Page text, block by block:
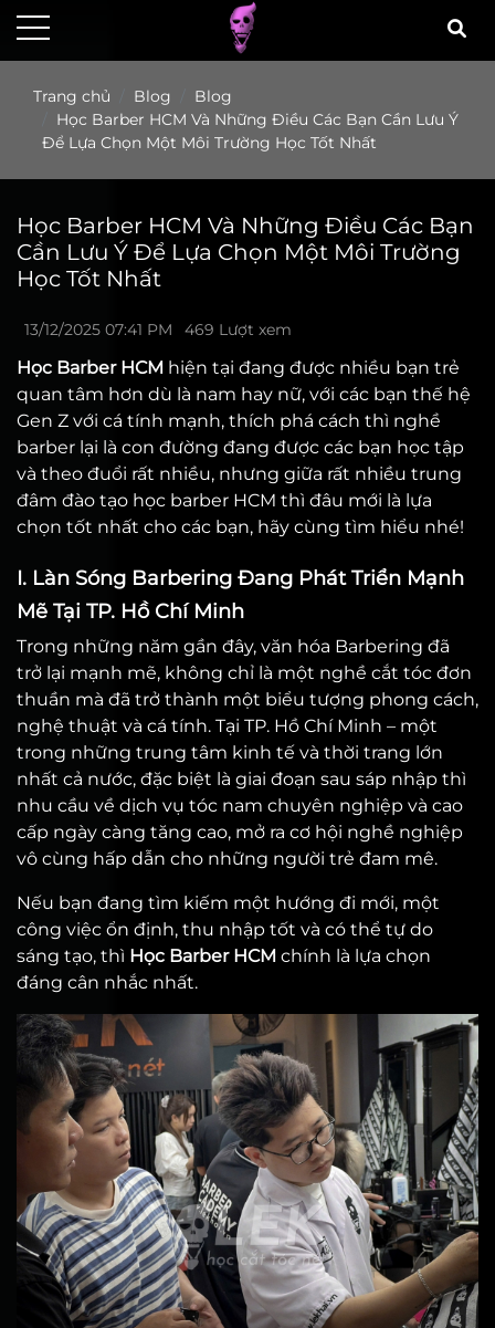
Trang chủ Blog
Blog
Học Barber HCM Và Những Điều Các Bạn Cần Lưu Ý
Để Lựa Chọn Một Môi Trường Học Tốt Nhất
Học Barber HCM Và Những Điều Các Bạn
Cần Lưu Ý Để Lựa Chọn Một Môi Trường
Học Tốt Nhất
13/12/2025 07:41 PM 469 Lượt xem
Học Barber HCM hiện tại đang được nhiều bạn trẻ
quan tâm hơn dù là nam hay nữ, với các bạn thế hệ
Gen Z với cá tính mạnh, thích phá cách thì nghề
barber lại là con đường đang được các bạn học tập
và theo đuổi rất nhiều, nhưng giữa rất nhiều trung
đâm đào tạo học barber HCM thì đâu mới là lựa
chọn tốt nhất cho các bạn, hãy cùng tìm hiểu nhé!
I. Làn Sóng Barbering Đang Phát Triển Mạnh
Mẽ Tại TP. Hồ Chí Minh
Trong những năm gần đây, văn hóa Barbering đã
trở lại mạnh mẽ, không chỉ là một nghề cắt tóc đơn
thuần mà đã trở thành một biểu tượng phong cách,
nghệ thuật và cá tính. Tại TP. Hồ Chí Minh – một
trong những trung tâm kinh tế và thời trang lớn
nhất cả nước, đặc biệt là giai đoạn sau sáp nhập thì
nhu cầu về dịch vụ tóc nam chuyên nghiệp và cao
cấp ngày càng tăng cao, mở ra cơ hội nghề nghiệp
vô cùng hấp dẫn cho những người trẻ đam mê.
Nếu bạn đang tìm kiếm một hướng đi mới, một
công việc ổn định, thu nhập tốt và có thể tự do
sáng tạo, thì Học Barber HCM chính là lựa chọn
đáng cân nhắc nhất.